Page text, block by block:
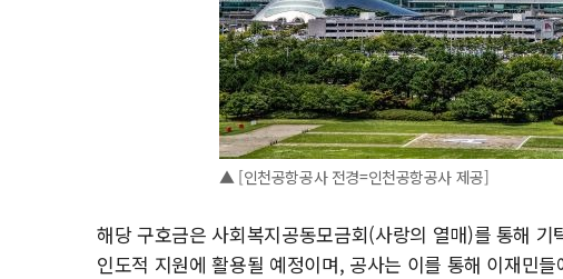
▲ [인천공항공사 전경=인천공항공사 제공]
해당 구호금은 사회복지공동모금회(사랑의 열매)를 통해
인도적 지원에 활용될 예정이며, 공사는 이를 통해 이재민